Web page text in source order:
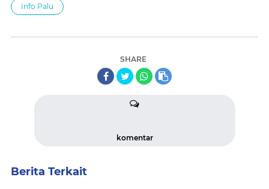
Info Palu
SHARE
komentar
Berita Terkait